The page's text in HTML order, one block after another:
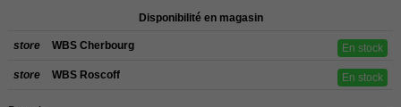
Disponibilité en magasin
store WBS Cherbourg En stock
store WBS Roscoff En stock